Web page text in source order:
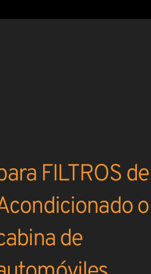
FILTROS
o
de